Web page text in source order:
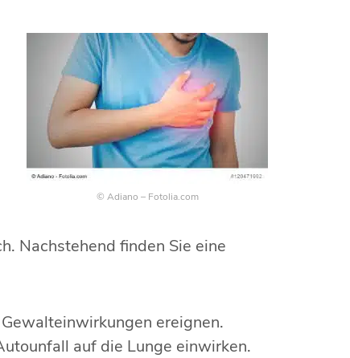
© Adiano – Fotolia.com
Nachstehend finden Sie eine
ereignen.
auf die Lunge einwirken.